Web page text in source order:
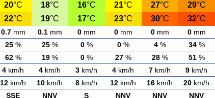
20°C 18°C 16°C 21°C 27°C 29°C
22°C 19°C 17°C 23°C 30°C 32°C
0.7mm 0.1mm 0mm 0mm 0mm 0mm
25% 25% 0% 0% 4% 34%
62% 19% 0% 27% 28% 51%
4 km/h 4 km/h 3 km/h 4 km/h 7 km/h 9 km/h
12 km/h 10 km/h 8 km/h 12 km/h 16 km/h 20 km/h
SSE NNV S NNV NNV NNV